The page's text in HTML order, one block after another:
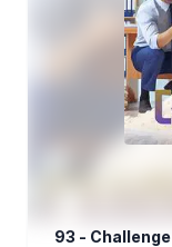
93 - Challenge